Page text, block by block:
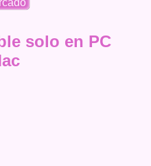
solo en PC